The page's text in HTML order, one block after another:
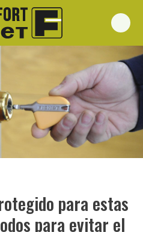
para estas
para evitar el